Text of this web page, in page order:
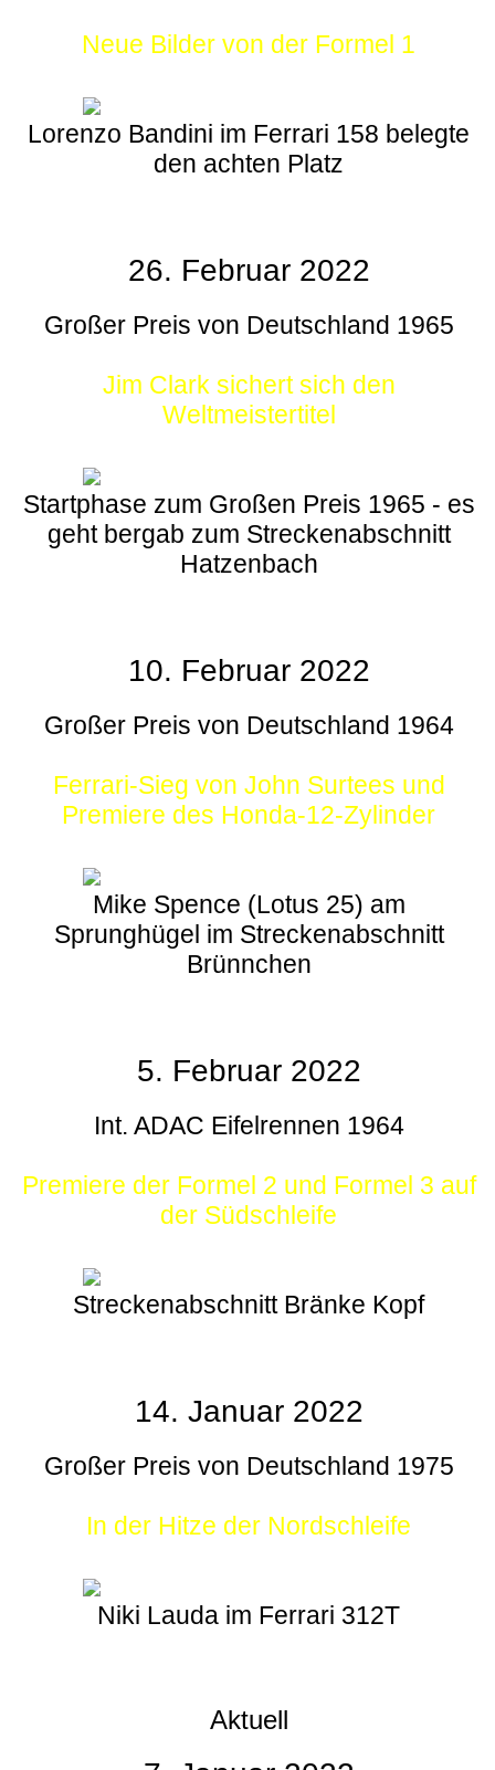
Neue Bilder von der Formel 1
Lorenzo Bandini im Ferrari 158 belegte
den achten Platz
26. Februar 2022
Großer Preis von Deutschland 1965
Jim Clark sichert sich den
Weltmeistertitel
Startphase zum Großen Preis 1965 - es
geht bergab zum Streckenabschnitt
Hatzenbach
10. Februar 2022
Großer Preis von Deutschland 1964
Ferrari-Sieg von John Surtees und
Premiere des Honda-12-Zylinder
Mike Spence (Lotus 25) am
Sprunghügel im Streckenabschnitt
Brünnchen
5. Februar 2022
Int. ADAC Eifelrennen 1964
Premiere der Formel 2 und Formel 3 auf
der Südschleife
Streckenabschnitt Bränke Kopf
14. Januar 2022
Großer Preis von Deutschland 1975
In der Hitze der Nordschleife
Niki Lauda im Ferrari 312T
Aktuell